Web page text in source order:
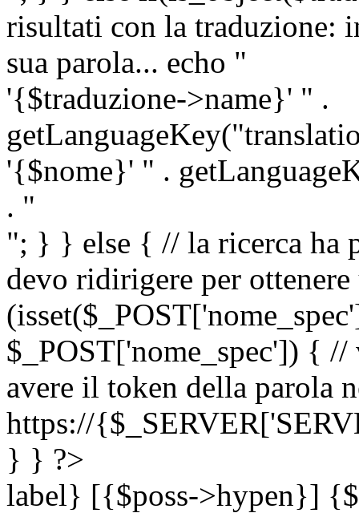
risultati con la traduzione:
sua parola... echo "
'{$traduzione->name}' " .
'{$nome}' " .
. "
"; } } else { // la ricerca ha
devo ridirigere per
$_POST['nome_spec']) {
avere il token della parola
https://
} } ?>
label} [{$poss->hypen}]